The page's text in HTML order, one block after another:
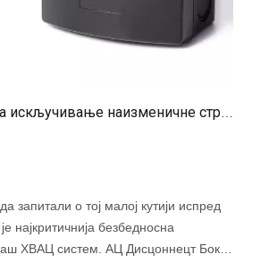
Шта је кутија за искључивање наизменичне струје? Типови, функције и апликације
запитали о тој малој кутији испред
најкритичнија безбедносна
ХВАЦ систем. АЦ Дисцоннецт Бок је